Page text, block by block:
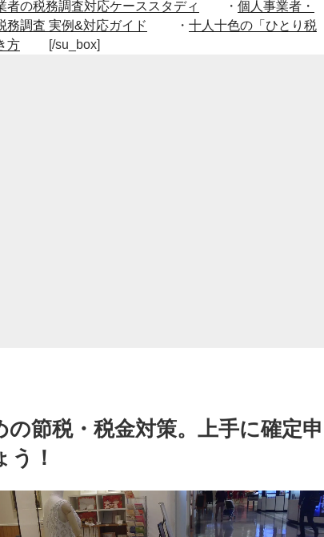
者の税務調査対応ケーススタディ ・ 個人事業者・
務調査 実例&対応ガイド
・ 十人十色の「ひとり税
方 [/su_box]
の節税・税金対策。上手に確定申
う！